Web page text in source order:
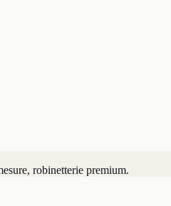
robinetterie premium.